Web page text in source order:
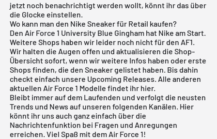
jetzt noch benachrichtigt werden wollt, könnt ihr das über
die Glocke einstellen.
Wo kann man den Nike Sneaker für Retail kaufen?
Den Air Force 1 University Blue Gingham hat Nike am Start.
Weitere Shops haben wir leider noch nicht für den AF1.
Wir halten die Augen offen und aktualisieren die Shop-
Übersicht sofort, wenn wir weitere Infos haben oder erste
Shops finden, die den Sneaker gelistet haben. Bis dahin
checkt einfach unsere Upcoming Releases. Alle anderen
aktuellen Air Force 1 Modelle findet ihr hier.
Bleibt immer auf dem Laufenden und verfolgt die neusten
Trends und News auf unseren folgenden Kanälen. Hier
könnt ihr uns auch ganz einfach über die
Nachrichtenfunktion bei Fragen und Anregungen
erreichen. Viel Spaß mit dem Air Force 1!